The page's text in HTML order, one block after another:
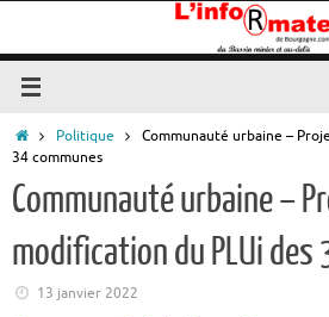
contenu
AccueilPolitique
Communauté urbaine –
34 communes
Communauté urbaine –
modification du PLUi des
13 janvier 2022